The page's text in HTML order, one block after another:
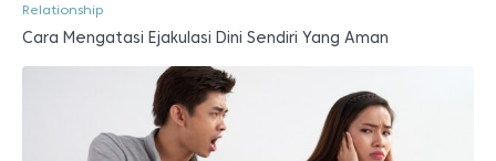
Relationship
Cara Mengatasi Ejakulasi Dini Sendiri Yang Aman